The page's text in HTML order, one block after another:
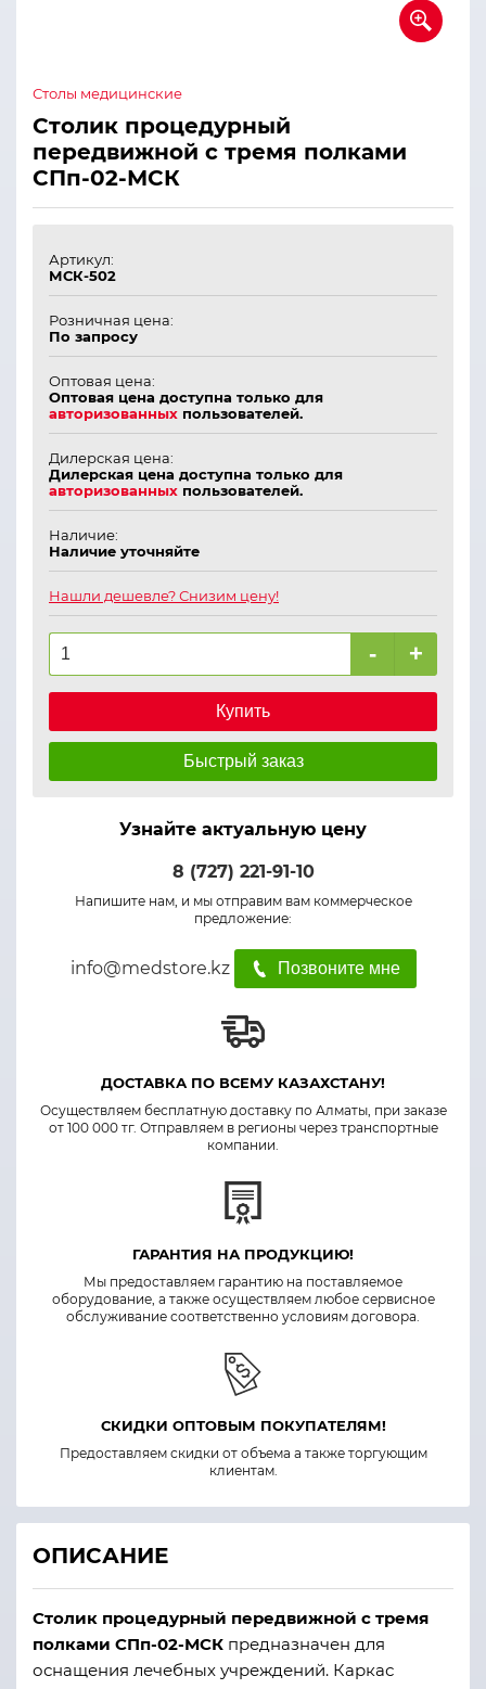
Столы медицинские
Столик процедурный
передвижной с тремя полками
СПп-02-МСК
Артикул:
МСК-502
Розничная цена:
По запросу
Оптовая цена:
Оптовая цена доступна только для
авторизованных пользователей.
Дилерская цена:
Дилерская цена доступна только для
авторизованных пользователей.
Наличие:
Наличие уточняйте
Нашли дешевле? Снизим цену!
- +
Купить
Быстрый заказ
Узнайте актуальную цену
8 (727) 221-91-10
Напишите нам, и мы отправим вам коммерческое
предложение:
info@medstore.kz Позвоните мне
ДОСТАВКА ПО ВСЕМУ КАЗАХСТАНУ!
Осуществляем бесплатную доставку по Алматы, при заказе
от 100 000 тг. Отправляем в регионы через транспортные
компании.
ГАРАНТИЯ НА ПРОДУКЦИЮ!
Мы предоставляем гарантию на поставляемое
оборудование, а также осуществляем любое сервисное
обслуживание соответственно условиям договора.
СКИДКИ ОПТОВЫМ ПОКУПАТЕЛЯМ!
Предоставляем скидки от объема а также торгующим
клиентам.
ОПИСАНИЕ
Столик процедурный передвижной с тремя
полками СПп-02-МСК предназначен для
оснащения лечебных учреждений. Каркас